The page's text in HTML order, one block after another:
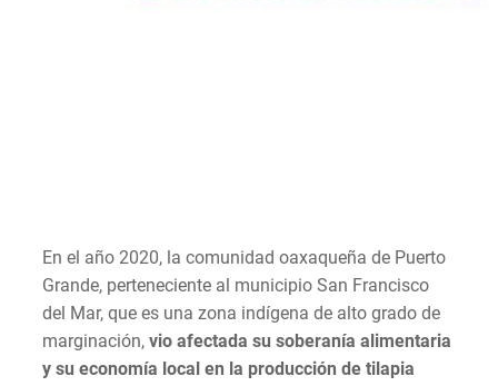
En el año 2020, la comunidad oaxaqueña de Puerto
Grande, perteneciente al municipio San Francisco
del Mar, que es una zona indígena de alto grado de
marginación, vio afectada su soberanía alimentaria
y su economía local en la producción de tilapia